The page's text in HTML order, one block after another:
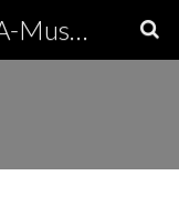
Olivers virtuelles PDA-Museum